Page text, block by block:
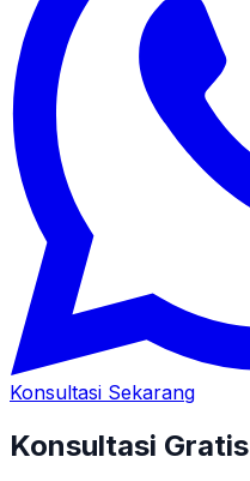
Konsultasi Sekarang
Konsultasi Gratis